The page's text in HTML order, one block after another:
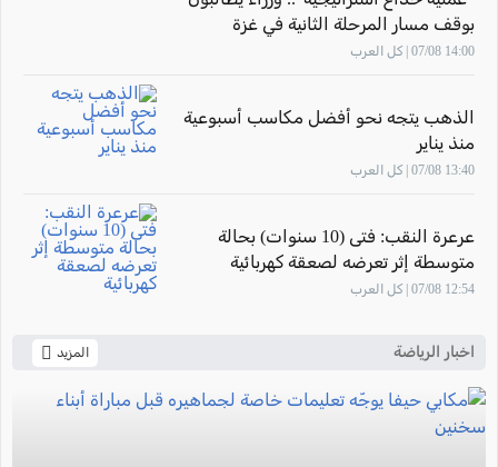
بوقف مسار المرحلة الثانية في غزة
واستئناف العمليات العسكرية
14:00 07/08 | كل العرب
الذهب يتجه نحو أفضل مكاسب أسبوعية
منذ يناير
13:40 07/08 | كل العرب
عرعرة النقب: فتى (10 سنوات) بحالة
متوسطة إثر تعرضه لصعقة كهربائية
12:54 07/08 | كل العرب
اخبار الرياضة المزيد